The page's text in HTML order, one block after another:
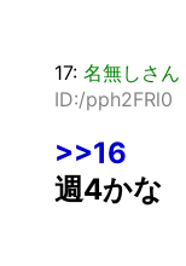
17: 名無しさん
ID:/pph2FRl0
>>16
週4かな